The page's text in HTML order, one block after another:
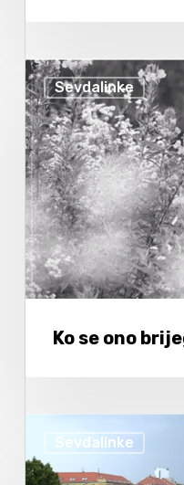
Sevdalinke
Ko se ono
Sevdalinke